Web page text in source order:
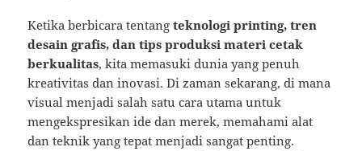
Ketika berbicara tentangteknologi printing, tren
desain grafis, dan tips produksi materi cetak
berkualitas, kita memasuki dunia yang penuh
kreativitas dan inovasi. Di zaman sekarang, di mana
visual menjadi salah satu cara utama untuk
mengekspresikan ide dan merek, memahami alat
dan teknik yang tepat menjadi sangat penting.